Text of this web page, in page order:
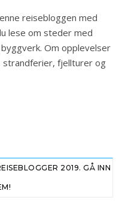
reisebloggen med
lese om steder med
Om opplevelser
fjellturer og
2019. GÅ INN